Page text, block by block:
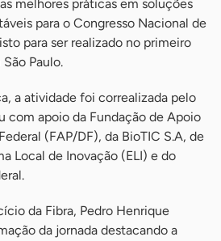
melhores práticas em soluções
para o Congresso Nacional de
para ser realizado no primeiro
Paulo.
a atividade foi correalizada pelo
com apoio da Fundação de Apoio
(FAP/DF), da BioTIC S.A, de
Local de Inovação (ELI) e do
da Fibra, Pedro Henrique
da jornada destacando a